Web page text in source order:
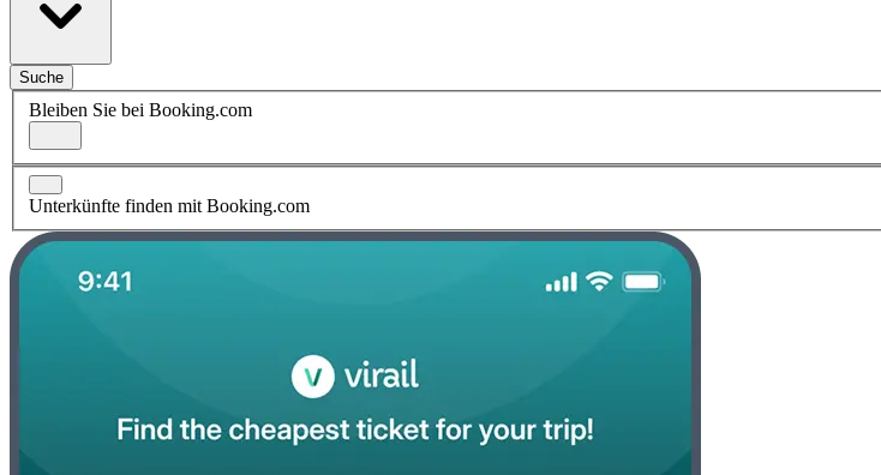
Suche
Bleiben Sie bei Booking.com
Unterkünfte finden mit Booking.com